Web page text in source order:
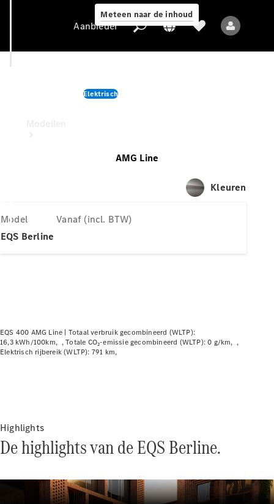
Meteen naar de inhoud
Alle modellen
Nieuwe modellen
CLA
C-Klasse
Berline
Klasse
Berline
Elektrisch
Aanbieder
Elektrisch
AMG Line
Kleuren
Model
EQS Berline
Vanaf (incl. BTW)
EQS 400 AMG Line | Totaal verbruik gecombineerd (WLTP):
16,3 kWh/100km
Totale CO₂-emissie gecombineerd (WLTP): 0 g/km
Elektrisch rijbereik (WLTP): 791 km
Highlights
De highlights van de EQS Berline.